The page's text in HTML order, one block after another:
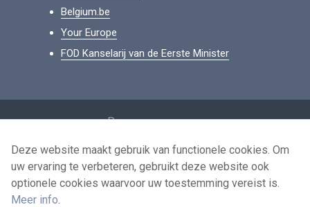
Belgium.be
Your Europe
FOD Kanselarij van de Eerste Minister
Persoonsgegevens
Voorwaarden voor het hergebruik
Contacteer ons
Deze website maakt gebruik van functionele cookies. Om
uw ervaring te verbeteren, gebruikt deze website ook
optionele cookies waarvoor uw toestemming vereist is.
Meer info.